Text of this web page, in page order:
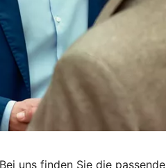
uns finden Sie die